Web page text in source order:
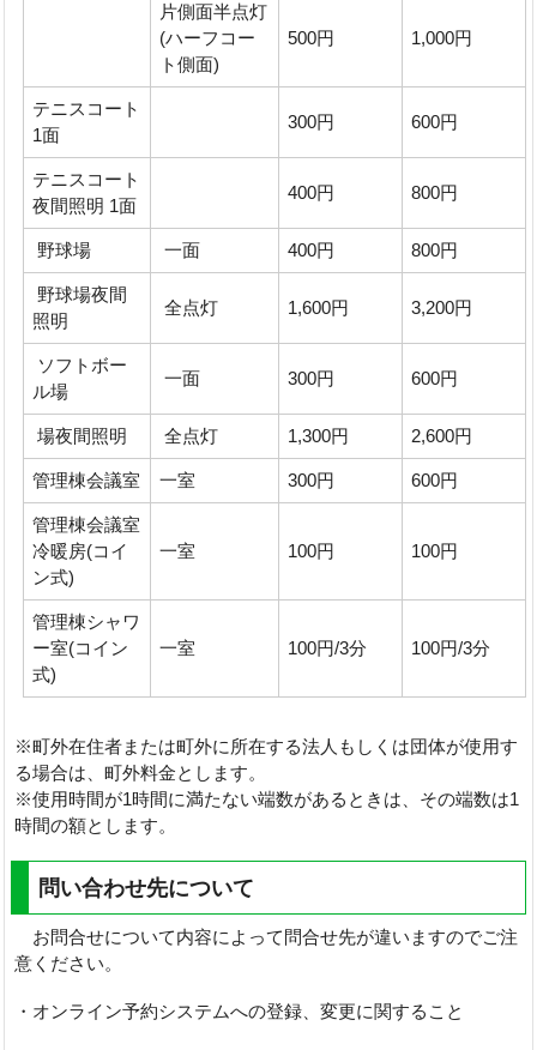
片側面半点灯
(ハーフコー
ト側面)
500円 1,000円
テニスコート
1面
300円 600円
テニスコート
夜間照明 1面
400円 800円
野球場 一面 400円 800円
野球場夜間
照明
全点灯 1,600円 3,200円
ソフトボー
ル場
一面 300円 600円
場夜間照明 全点灯 1,300円 2,600円
管理棟会議室 一室 300円 600円
管理棟会議室
冷暖房(コイ
ン式)
一室 100円 100円
管理棟シャワ
ー室(コイン
式)
一室 100円/3分 100円/3分
※町外在住者または町外に所在する法人もしくは団体が使用す
る場合は、町外料金とします。
※使用時間が1時間に満たない端数があるときは、その端数は1
時間の額とします。
問い合わせ先について
お問合せについて内容によって問合せ先が違いますのでご注
意ください。
・オンライン予約システムへの登録、変更に関すること